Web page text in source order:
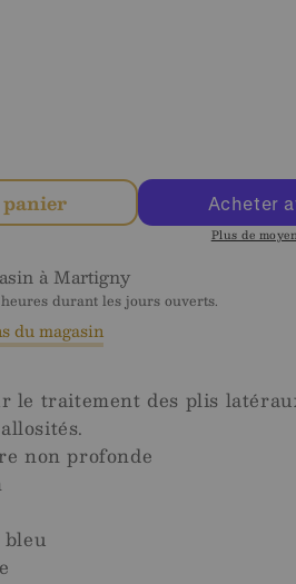
Plus de
àMartigny
durant les jours ouverts.
du magasin
le traitement des plis
non profonde